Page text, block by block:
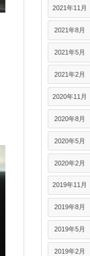
2021年11月
2021年8月
2021年5月
2021年2月
2020年11月
2020年8月
2020年5月
2020年2月
2019年11月
2019年8月
2019年5月
2019年2月